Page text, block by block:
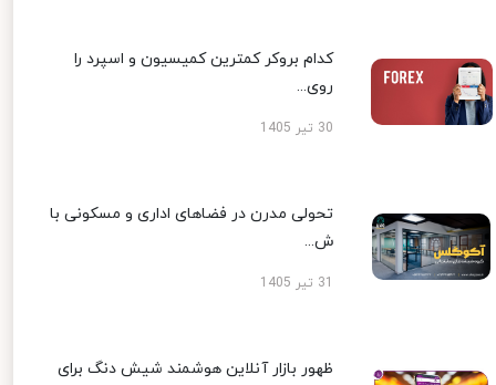
کدام بروکر کمترین کمیسیون و اسپرد را
روی...
30 تیر 1405
تحولی مدرن در فضاهای اداری و مسکونی با
ش...
ظهور بازار آنلاین هوشمند شیش دنگ برای